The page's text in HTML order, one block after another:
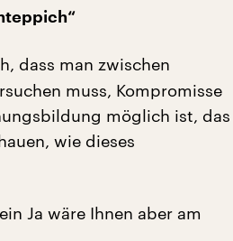
dass man zwischen
muss, Kompromisse
möglich ist, das
wie dieses
Ja wäre Ihnen aber am